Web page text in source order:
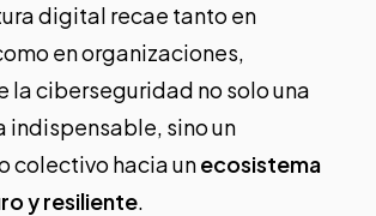
digital recae tanto en
en organizaciones,
la ciberseguridad no solo una
indispensable, sino un
colectivo hacia unecosistema
y resiliente.